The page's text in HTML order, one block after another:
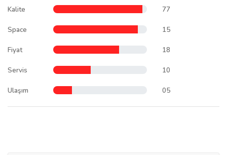
Kalite 77
Space 15
Fiyat 18
Servis 10
Ulaşım 05